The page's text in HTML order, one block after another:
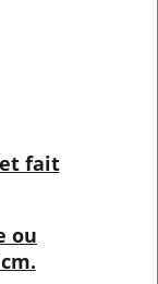
fait
ou